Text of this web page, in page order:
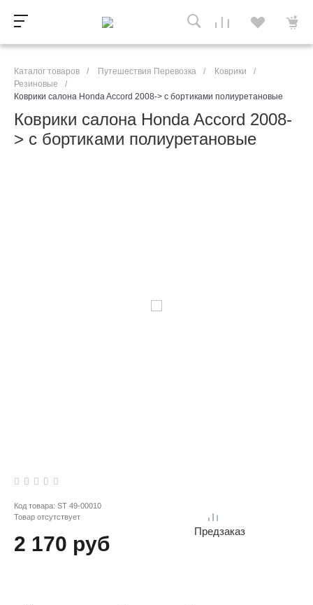
Каталог товаров / Путешествия Перевозка / Коврики
/
Резиновые
/
Коврики салона Honda Accord 2008-> с бортиками полиуретановые
Коврики салона Honda Accord 2008-
> с бортиками полиуретановые
Код товара: ST 49-00010
Товар отсутствует
2 170 руб
Предзаказ